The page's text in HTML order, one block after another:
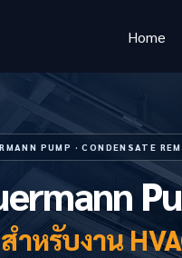
Home
PUMP · CONDENSATE
หรับงาน